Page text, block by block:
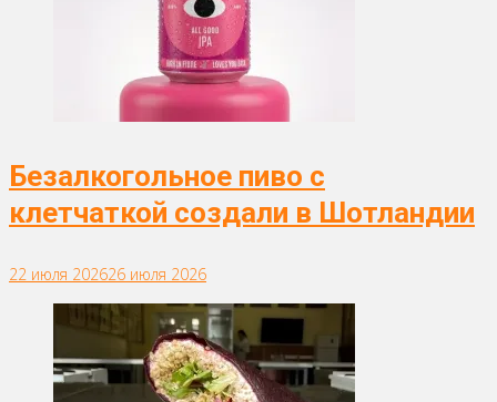
Безалкогольное пиво с
клетчаткой создали в Шотландии
22 июля 202626 июля 2026